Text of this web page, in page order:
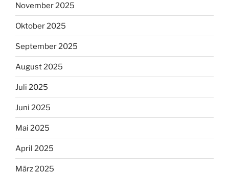
November 2025
Oktober 2025
September 2025
August 2025
Juli 2025
Juni 2025
Mai 2025
April 2025
März 2025